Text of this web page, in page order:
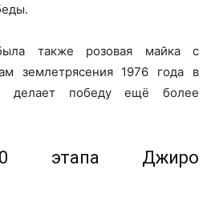
также розовая майка с
землетрясения 1976 года в
делает победу ещё более
этапа Джиро